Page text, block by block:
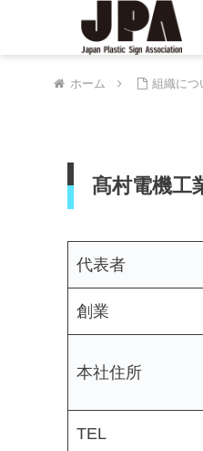
ホーム 組織につ
髙村電機工
代表者
創業
本社住所
TEL